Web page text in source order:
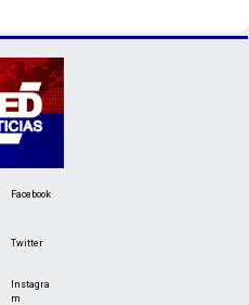
Facebook
Twitter
Instagra
m